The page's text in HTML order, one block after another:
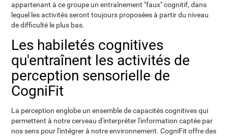
appartenant à ce groupe un entraînement "faux" cognitif, dans
lequel les activités seront toujours proposées à partir du niveau
de difficulté le plus bas.
Les habiletés cognitives
qu'entraînent les activités de
perception sensorielle de
CogniFit
La perception englobe un ensemble de capacités cognitives qui
permettent à notre cerveau d'interpréter l'information captée par
nos sens pour l'intégrer à notre environnement. CogniFit offre des